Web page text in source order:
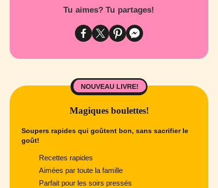
Tu aimes? Tu partages!
NOUVEAU LIVRE!
Magiques boulettes!
Soupers rapides qui goûtent bon, sans sacrifier le
goût!
Recettes rapides
Aimées par toute la famille
Parfait pour les soirs pressés